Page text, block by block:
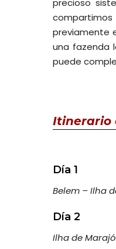
precioso
compartimos
previamente
una fazenda
puede
Itinerario
Día 1
Belem – Ilha
Día 2
Ilha de Marajó